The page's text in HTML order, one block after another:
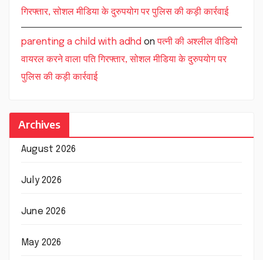
गिरफ्तार, सोशल मीडिया के दुरुपयोग पर पुलिस की कड़ी कार्रवाई
parenting a child with adhd onपत्नी की अश्लील वीडियो
वायरल करने वाला पति गिरफ्तार, सोशल मीडिया के दुरुपयोग पर
पुलिस की कड़ी कार्रवाई
Archives
August 2026
July 2026
June 2026
May 2026